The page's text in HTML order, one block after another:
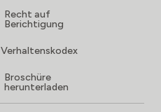
Recht auf
Berichtigung
Verhaltenskodex
Broschüre
herunterladen